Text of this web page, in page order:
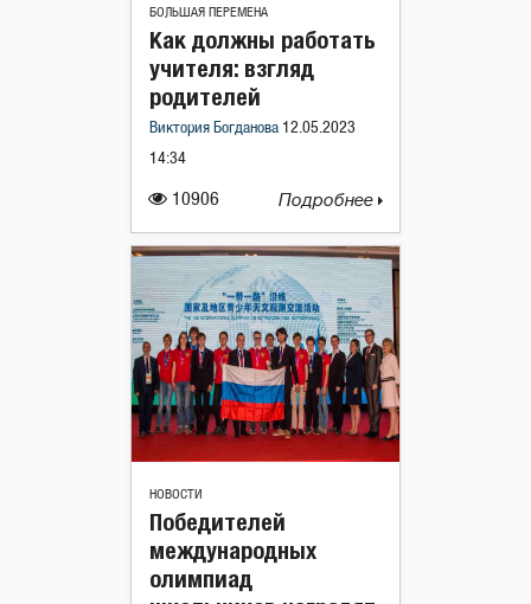
БОЛЬШАЯ ПЕРЕМЕНА
10906
Как должны работать
учителя: взгляд
родителей
Виктория Богданова 12.05.2023
14:34
Подробнее
НОВОСТИ
Победителей
международных
олимпиад